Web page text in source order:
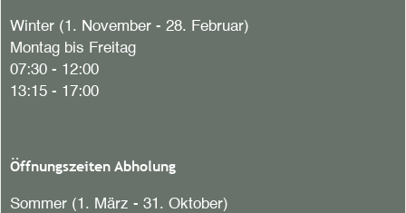
Winter (1. November - 28. Februar)
Montag bis Freitag
07:30 - 12:00
13:15 - 17:00
Öffnungszeiten Abholung
Sommer (1. März - 31. Oktober)